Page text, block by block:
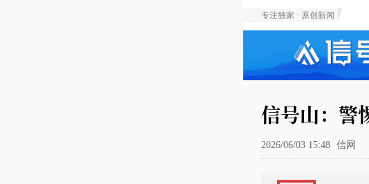
专注独家 · 原创新闻
信号山：警
2026/06/03 15:48 信网